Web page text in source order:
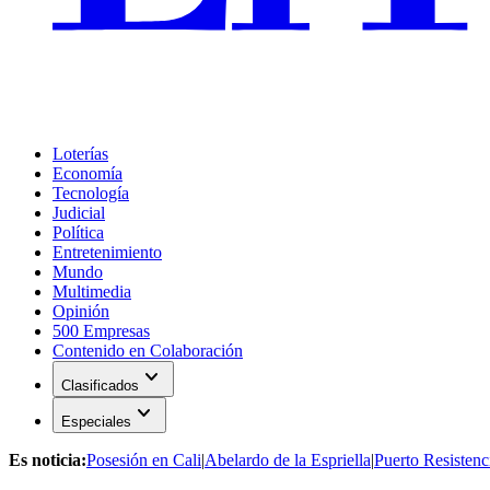
Loterías
Economía
Tecnología
Judicial
Política
Entretenimiento
Mundo
Multimedia
Opinión
500 Empresas
Contenido en Colaboración
Clasificados expand_more
Especiales expand_more
Es noticia:Posesión en Cali|Abelardo de la Espriella|Puerto